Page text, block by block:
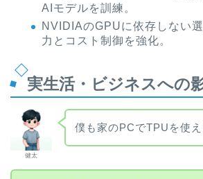
AIモデルを訓練。
NVIDIAのGPUに依存しない
力とコスト制御を強化。
実生活・ビジネスへの
健太
僕も家のPCでTPUを使え